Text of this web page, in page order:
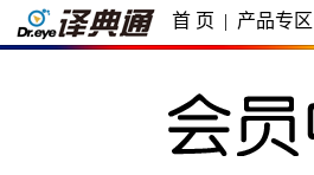
首 页 | 产品专区